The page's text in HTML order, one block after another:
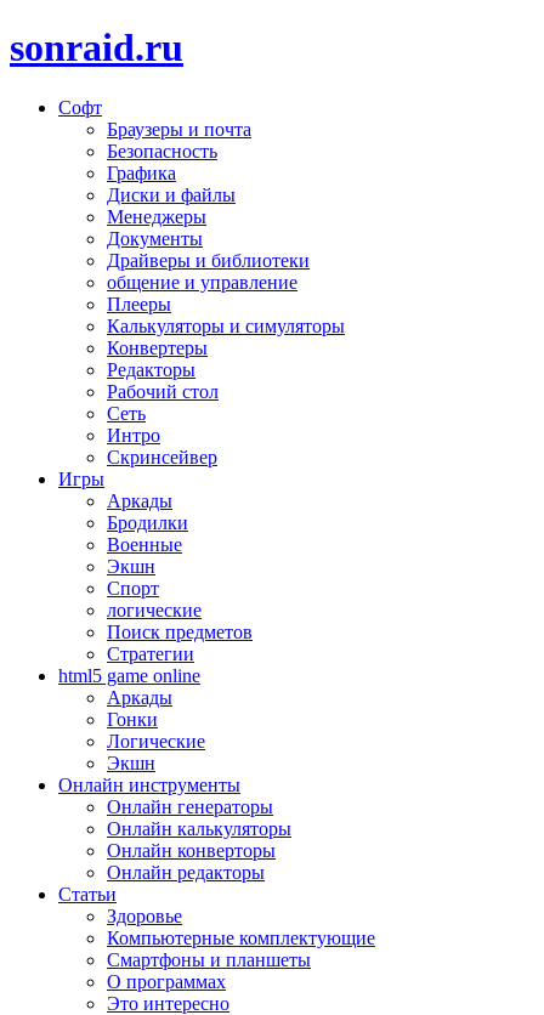
sonraid.ru
Скачивай программы, мини игры
Софт
Браузеры и почта
Безопасность
Графика
Диски и файлы
Менеджеры
Документы
Драйверы и библиотеки
общение и управление
Плееры
Калькуляторы и симуляторы
Конвертеры
Редакторы
Рабочий стол
Сеть
Интро
Скринсейвер
Игры
Аркады
Бродилки
Военные
Экшн
Спорт
логические
Поиск предметов
Стратегии
html5 game online
Аркады
Гонки
Логические
Экшн
Онлайн инструменты
Онлайн генераторы
Онлайн калькуляторы
Онлайн конверторы
Онлайн редакторы
Статьи
Здоровье
Компьютерные комплектующие
Смартфоны и планшеты
О программах
Это интересно